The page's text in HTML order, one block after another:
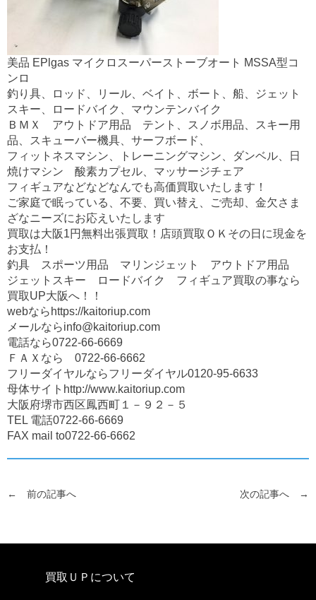
美品 EPlgas マイクロスーパーストーブオート MSSA型コ
ンロ
釣り具、ロッド、リール、ベイト、ボート、船、ジェット
スキー、ロードバイク、マウンテンバイク
ＢＭＸ アウトドア用品 テント、スノボ用品、スキー用
品、スキューバー機具、サーフボード、
フィットネスマシン、トレーニングマシン、ダンベル、日
焼けマシン 酸素カプセル、マッサージチェア
フィギュアなどなどなんでも高価買取いたします！
ご家庭で眠っている、不要、買い替え、ご売却、金欠さま
ざなニーズにお応えいたします
買取は大阪1円無料出張買取！店頭買取ＯＫその日に現金を
お支払！
釣具 スポーツ用品 マリンジェット アウトドア用品
ジェットスキー ロードバイク フィギュア買取の事なら
買取UP大阪へ！！
webならhttps://kaitoriup.com
メールならinfo@kaitoriup.com
電話なら0722-66-6669
ＦＡＸなら 0722-66-6662
フリーダイヤルならフリーダイヤル0120-95-6633
母体サイトhttp://www.kaitoriup.com
大阪府堺市西区鳳西町１－９２－５
TEL 電話0722-66-6669
FAX mail to0722-66-6662
← 前の記事へ 次の記事へ →
買取ＵＰについて